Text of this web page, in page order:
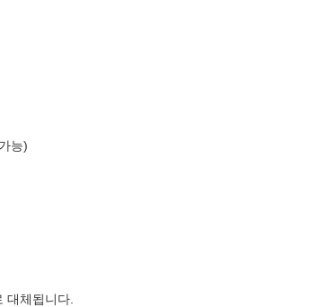
능)
대체됩니다.